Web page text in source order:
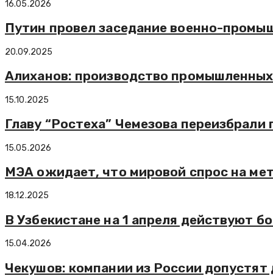
16.05.2026
Путин провел заседание военно-
20.09.2025
Алиханов: производство
15.10.2025
Главу “Ростеха” Чемезова
15.05.2026
МЭА ожидает, что мировой спрос на
18.12.2025
В Узбекистане на 1 апреля действуют
15.04.2026
Чекушов: компании из России